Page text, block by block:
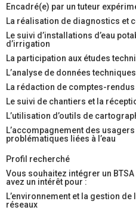
Encadré(e) par un tuteur
La réalisation de diagnostics et
Le suivi d’installations d’eau
d’irrigation
La participation aux études
L’analyse de données
La rédaction de comptes-
Le suivi de chantiers et la
L’utilisation d’outils de
L’accompagnement des
problématiques liées à l’eau
Profil recherché
Vous souhaitez intégrer un BTSA
avez un intérêt pour :
L’environnement et la gestion
réseaux